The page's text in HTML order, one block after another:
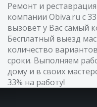
Ремонт и
компании Obiva.ru с
вызовет у Вас самый
Бесплатный выезд
количество
сроки. Выполняем
дому и в своих
33% на работу!